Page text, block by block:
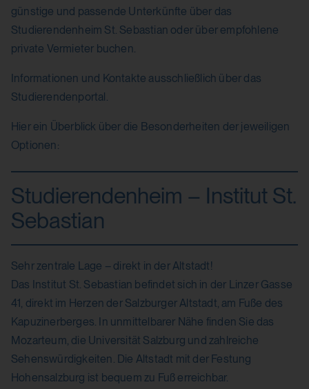
günstige und passende Unterkünfte über das
Studierendenheim St. Sebastian oder über empfohlene
private Vermieter buchen.
Informationen und Kontakte ausschließlich über das
Studierendenportal.
Hier ein Überblick über die Besonderheiten der jeweiligen
Optionen:
Studierendenheim – Institut St.
Sebastian
Sehr zentrale Lage – direkt in der Altstadt!
Das Institut St. Sebastian befindet sich in der Linzer Gasse
41, direkt im Herzen der Salzburger Altstadt, am Fuße des
Kapuzinerberges. In unmittelbarer Nähe finden Sie das
Mozarteum, die Universität Salzburg und zahlreiche
Sehenswürdigkeiten. Die Altstadt mit der Festung
Hohensalzburg ist bequem zu Fuß erreichbar.​